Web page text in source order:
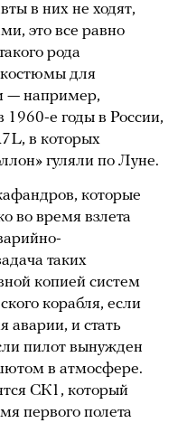
в них не ходят,
это все равно
рода
для
— например,
1960-е годы в России,
в которых
гуляли по Луне.
которые
во время взлета
таких
копией систем
корабля, если
аварии, и стать
пилот вынужден
в атмосфере.
СК1, который
первого полета